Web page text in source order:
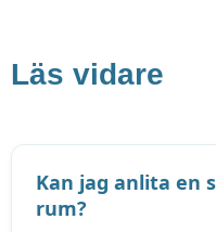
Läs vidare
Kan jag anlita en
rum?